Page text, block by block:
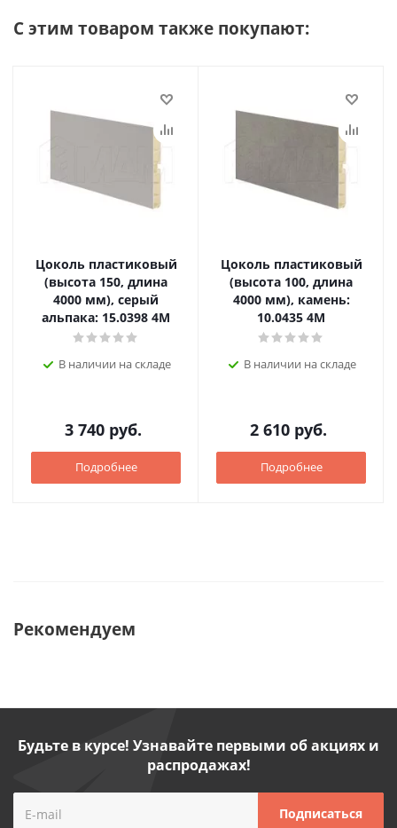
С этим товаром также покупают:
Цоколь пластиковый
(высота 150, длина
4000 мм), серый
альпака: 15.0398 4M
В наличии на складе
3 740руб.
Подробнее
Цоколь пластиковый
(высота 100, длина
4000 мм), камень:
10.0435 4M
В наличии на складе
2 610руб.
Подробнее
Рекомендуем
Будьте в курсе! Узнавайте первыми об акциях и
распродажах!